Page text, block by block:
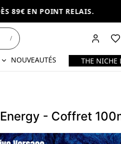
89€ EN POINT RELAIS.
/
NOUVEAUTÉS THE NICHE
- Coffret